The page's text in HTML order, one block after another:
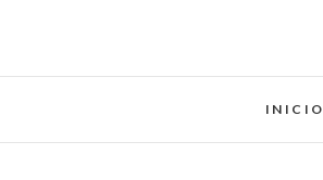
contenido
INICIO